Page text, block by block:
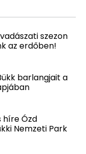
szezon
az erdőben!
barlangjait a
híre Ózd
Nemzeti Park